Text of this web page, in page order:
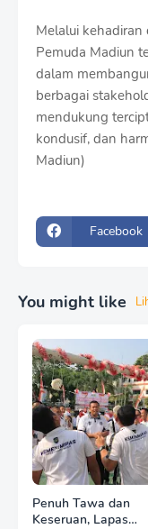
Melalui kehadiran
Pemuda Madiun
dalam
berbagai
mendukung
kondusif, dan
Madiun)
Facebook
You might like
Penuh Tawa dan
Keseruan, Lapas